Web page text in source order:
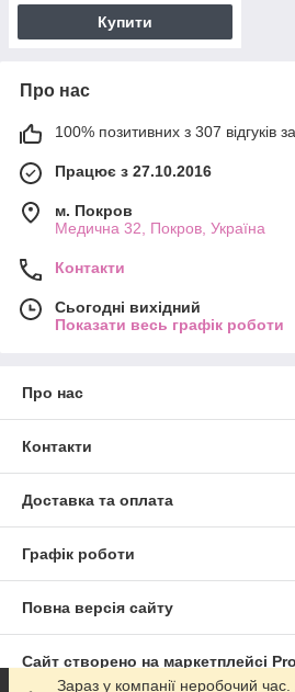
Купити
Про нас
100% позитивних з 307 відгуків
Працює з 27.10.2016
м. Покров
Медична 32, Покров, Україна
Контакти
Сьогодні вихідний
Показати весь графік роботи
Про нас
Контакти
Доставка та оплата
Графік роботи
Повна версія сайту
Сайт створено на маркетплейсі
Зараз у компанії неробочий